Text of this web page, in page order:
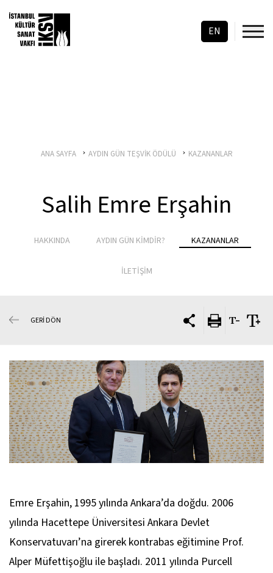
EN
ANA SAYFA AYDIN GÜN TEŞVİK ÖDÜLÜ KAZANANLAR
Salih Emre Erşahin
HAKKINDA AYDIN GÜN KİMDİR? KAZANANLAR
İLETİŞİM
GERİ DÖN
Emre Erşahin, 1995 yılında Ankara’da doğdu. 2006
yılında Hacettepe Üniversitesi Ankara Devlet
Konservatuvarı’na girerek kontrabas eğitimine Prof.
Alper Müfettişoğlu ile başladı. 2011 yılında Purcell